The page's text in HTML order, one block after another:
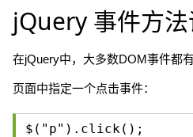
jQuery 事件方
在jQuery中，大多数DOM事件都
页面中指定一个点击事件：
$("p").click();